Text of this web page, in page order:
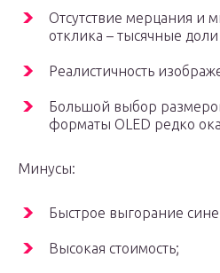
Отсутствие мерцания и
отклика – тысячные
Реалистичность
Большой выбор
форматы OLED редко
Минусы:
Быстрое выгорание
Высокая стоимость;